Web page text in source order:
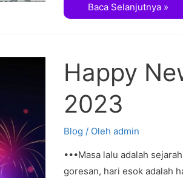
Baca Selanjutnya »
Happy
2023
Blog / Oleh admin
•••Masa lalu adalah
goresan, hari esok adalah